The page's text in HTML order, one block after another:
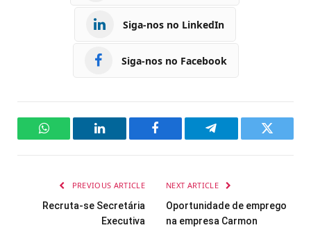
Siga-nos no LinkedIn
Siga-nos no Facebook
WhatsAppLinkedIn Facebook Telegram Twitter
PREVIOUS ARTICLE
Recruta-se Secretária
Executiva
NEXT ARTICLE
Oportunidade de emprego
na empresa Carmon